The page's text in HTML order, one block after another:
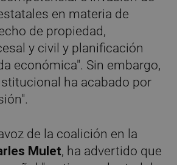
en materia de
de propiedad,
y civil y planificación
económica". Sin embargo,
ha acabado por
de la coalición en la
Mulet, ha advertido que